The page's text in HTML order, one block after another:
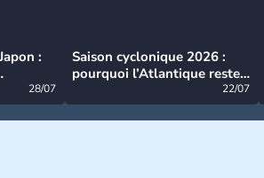
:
28/07
Saison cyclonique 2026 :
pourquoi l’Atlantique reste
22/07